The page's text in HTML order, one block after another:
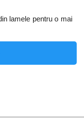
lamele pentru o mai